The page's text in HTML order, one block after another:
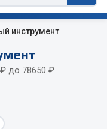
инструмент
до 78650 ₽